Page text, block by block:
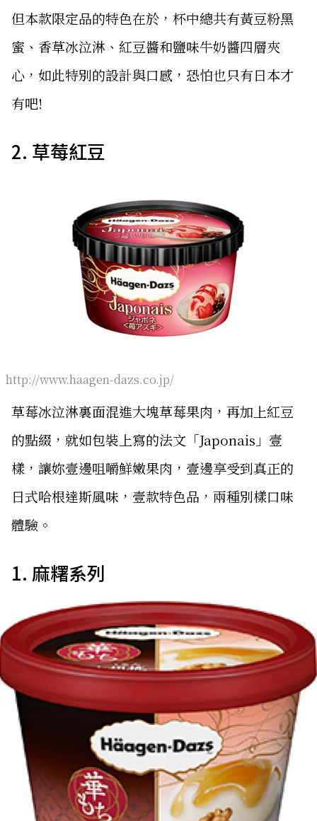
但本款限定品的特色在於，杯中總共有黃豆粉黑
蜜、香草冰泣淋、紅豆醬和鹽味牛奶醬四層夾
心，如此特別的設計與口感，恐怕也只有日本才
有吧!
2. 草莓紅豆
http://www.haagen-dazs.co.jp/
草莓冰泣淋裏面混進大塊草莓果肉，再加上紅豆
的點綴，就如包裝上寫的法文「Japonais」壹
樣，讓妳壹邊咀嚼鮮嫩果肉，壹邊享受到真正的
日式哈根達斯風味，壹款特色品，兩種別樣口味
體驗。
1. 麻糬系列